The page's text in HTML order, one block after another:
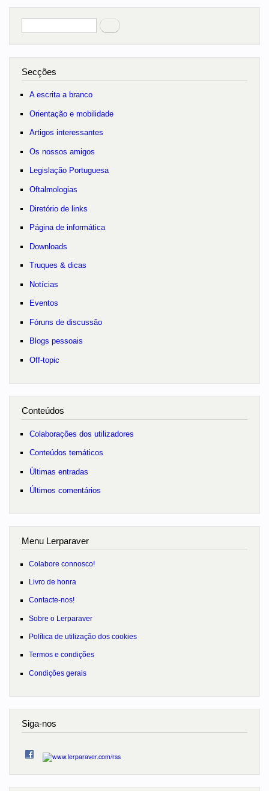
Pesquisar
Secções
A escrita a branco
Orientação e mobilidade
Artigos interessantes
Os nossos amigos
Legislação Portuguesa
Oftalmologias
Diretório de links
Página de informática
Downloads
Truques & dicas
Notícias
Eventos
Fóruns de discussão
Blogs pessoais
Off-topic
Conteúdos
Colaborações dos utilizadores
Conteúdos temáticos
Últimas entradas
Últimos comentários
Menu Lerparaver
Colabore connosco!
Livro de honra
Contacte-nos!
Sobre o Lerparaver
Política de utilização dos cookies
Termos e condições
Condições gerais
Siga-nos